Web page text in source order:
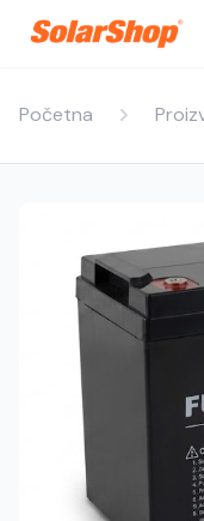
Hrvatski
Srpski
Početna